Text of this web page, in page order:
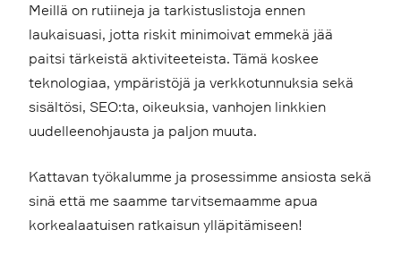
Meillä on rutiineja ja tarkistuslistoja ennen
laukaisuasi, jotta riskit minimoivat emmekä jää
paitsi tärkeistä aktiviteeteista. Tämä koskee
teknologiaa, ympäristöjä ja verkkotunnuksia sekä
sisältösi, SEO:ta, oikeuksia, vanhojen linkkien
uudelleenohjausta ja paljon muuta.
Kattavan työkalumme ja prosessimme ansiosta sekä
sinä että me saamme tarvitsemaamme apua
korkealaatuisen ratkaisun ylläpitämiseen!